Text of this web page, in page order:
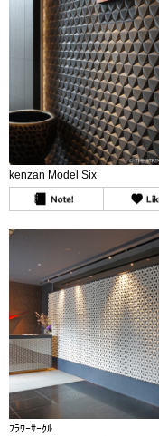
kenzan Model Six
ﾌﾗﾜｰｻｰｸﾙ